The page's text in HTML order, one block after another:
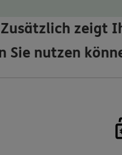
zeigt
Sie nutzen